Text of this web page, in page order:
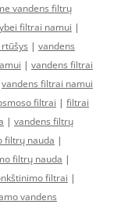
vandens filtrų
filtrai namui |
| vandens
| vandens filtrai
vandens filtrai namui
filtrai | filtrai
| vandens filtrų
filtrų nauda |
filtrų nauda |
filtrai |
vandens